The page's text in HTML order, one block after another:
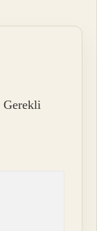
Gerekli